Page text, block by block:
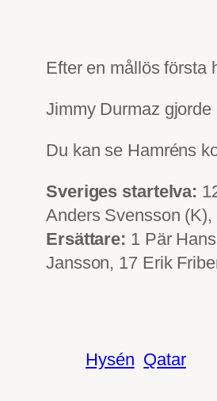
Efter en mållös första
Jimmy Durmaz
Du kan se Hamréns
Sveriges startelva:
Anders Svensson
Ersättare: 1 Pär
Jansson, 17 Erik
Hysén Qatar